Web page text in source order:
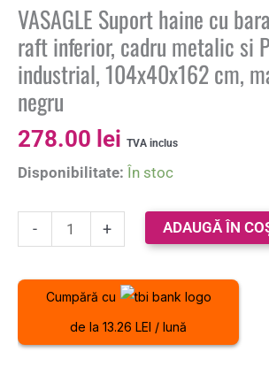
VASAGLE Suport haine cu
raft inferior, cadru metalic si
industrial, 104x40x162 cm,
negru
278.00 lei TVA inclus
Disponibilitate: În stoc
- + ADAUGĂ ÎN
Cumpără cu
de la 13.26 LEI / lună